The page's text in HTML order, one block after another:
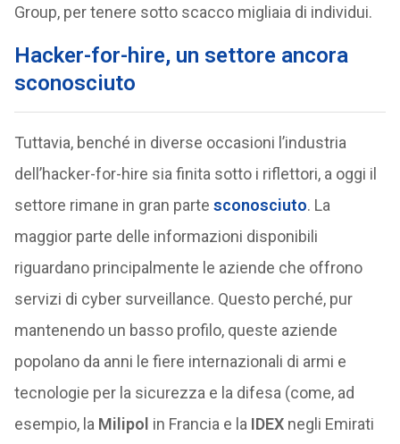
Group, per tenere sotto scacco migliaia di individui.
Hacker-for-hire, un settore ancora
sconosciuto
Tuttavia, benché in diverse occasioni l’industria
dell’hacker-for-hire sia finita sotto i riflettori, a oggi il
settore rimane in gran parte sconosciuto. La
maggior parte delle informazioni disponibili
riguardano principalmente le aziende che offrono
servizi di cyber surveillance. Questo perché, pur
mantenendo un basso profilo, queste aziende
popolano da anni le fiere internazionali di armi e
tecnologie per la sicurezza e la difesa (come, ad
esempio, la Milipol in Francia e la IDEXnegli Emirati